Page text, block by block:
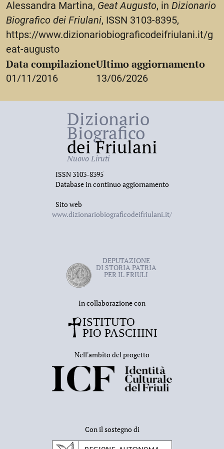
Alessandra Martina, Geat Augusto, in Dizionario
Biografico dei Friulani, ISSN 3103-8395,
https://www.dizionariobiograficodeifriulani.it/g
eat-augusto
Data compilazione
01/11/2016
Ultimo aggiornamento
13/06/2026
Dizionario
Biografico
dei Friulani
Nuovo Liruti
ISSN 3103-8395
Database in continuo aggiornamento
Sito web
www.dizionariobiograficodeifriulani.it/
DEPUTAZIONE
DI STORIA PATRIA
PER IL FRIULI
In collaborazione con
Nell'ambito del progetto
Con il sostegno di